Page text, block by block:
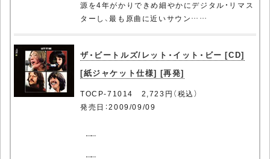
源を4年がかりできめ細やかにデジタル・リマス
ターし、最も原曲に近いサウン……
ザ・ビートルズ/レット・イット・ビー [CD]
[紙ジャケット仕様] [再発]
TOCP-71014 2,723円（税込）
発売日：2009/09/09